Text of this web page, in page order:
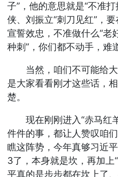
子”，他的意思就是“不准
侠、刘振立“刺刀见红”，
宣誓效忠，不准做什么“老
种刺”，你们都不动手，难
当然，咱们不可能给大
是大家看看刚才这些话，
楚。
现在刚刚进入“赤马红
件件的事，都让人赞叹咱
瞧这阵势，今年真够习近
3了，本身就是坎，再加上
平真的是步步都在坎上了